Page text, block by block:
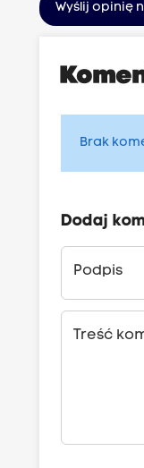
Wyślij opinię
Brak
Dodaj
Podpis
Treść